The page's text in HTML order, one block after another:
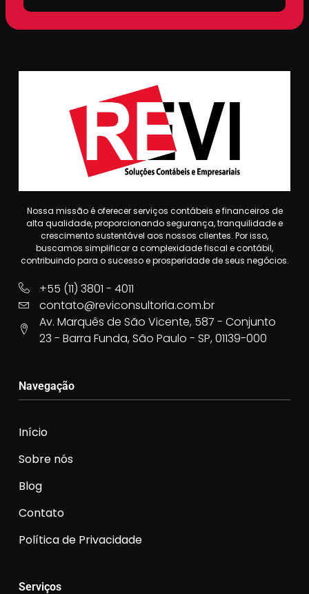
Nossa missão é oferecer serviços contábeis e financeiros de
alta qualidade, proporcionando segurança, tranquilidade e
crescimento sustentável aos nossos clientes. Por isso,
buscamos simplificar a complexidade fiscal e contábil,
contribuindo para o sucesso e prosperidade de seus negócios.
+55 (11) 3801 - 4011
contato@reviconsultoria.com.br
Av. Marquês de São Vicente, 587 - Conjunto
23 - Barra Funda, São Paulo - SP, 01139-000
Navegação
Início
Sobre nós
Blog
Contato
Política de Privacidade
Serviços